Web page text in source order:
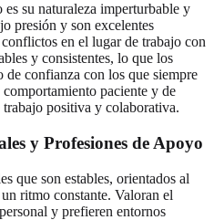
su naturaleza imperturbable y
presión y son excelentes
en el lugar de trabajo con
y consistentes, lo que los
confianza con los que siempre
paciente y de
positiva y colaborativa.
y Profesiones de Apoyo
que son estables, orientados al
ritmo constante. Valoran el
y prefieren entornos